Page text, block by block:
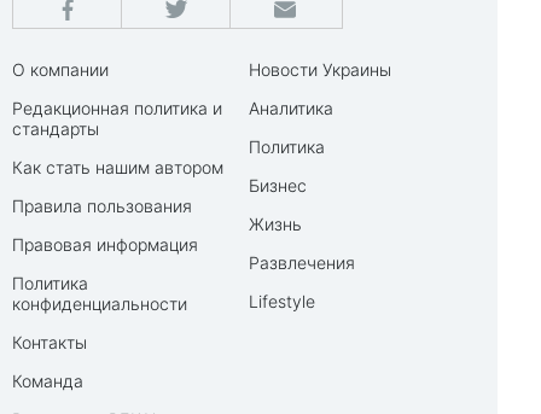
О компании
Редакционная политика и
стандарты
Как стать нашим автором
Правила пользования
Правовая информация
Политика
конфиденциальности
Контакты
Команда
Новости Украины
Аналитика
Политика
Бизнес
Жизнь
Развлечения
Lifestyle